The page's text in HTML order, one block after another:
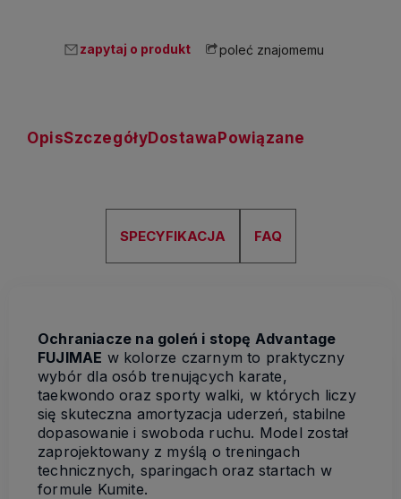
zapytaj o produkt poleć znajomemu
OpisSzczegółyDostawa Powiązane
SPECYFIKACJA FAQ
Ochraniacze na goleń i stopę Advantage
FUJIMAE w kolorze czarnym to praktyczny
wybór dla osób trenujących karate,
taekwondo oraz sporty walki, w których liczy
się skuteczna amortyzacja uderzeń, stabilne
dopasowanie i swoboda ruchu. Model został
zaprojektowany z myślą o treningach
technicznych, sparingach oraz startach w
formule Kumite.